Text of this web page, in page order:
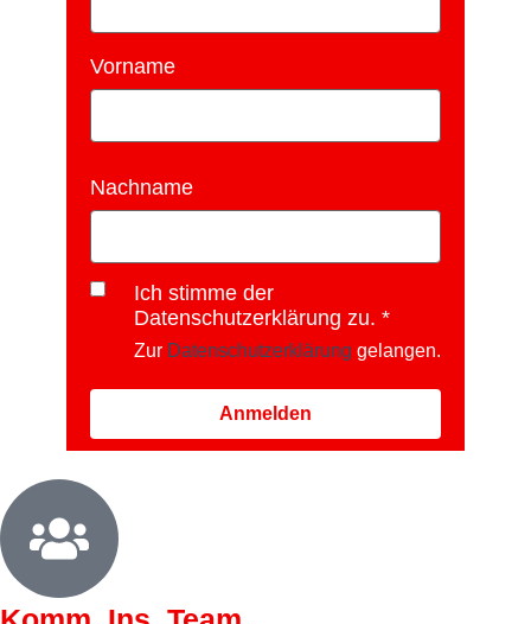
Vorname
Nachname
Ich stimme der
Datenschutzerklärung zu.
Zur Datenschutzerklärung gelangen.
Anmelden